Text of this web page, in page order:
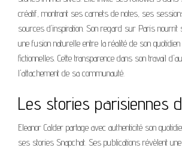
créatif, montrant ses carnets de notes, ses
sources d'inspiration. Son regard sur Paris nourrit
une fusion naturelle entre la réalité de son
fictionnelles. Cette transparence dans son travail
l'attachement de sa communauté.
Les stories parisiennes
Eleanor Calder partage avec authenticité son
ses stories Snapchat. Ses publications révèlent